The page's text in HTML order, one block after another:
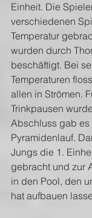
Einheit. Die
verschiedenen
Temperatur
wurden durch
beschäftigt. Bei
Temperaturen
allen in Strömen.
Trinkpausen
Abschluss gab es
Pyramidenlauf.
Jungs die 1.
gebracht und zur
in den Pool, den
hat aufbauen